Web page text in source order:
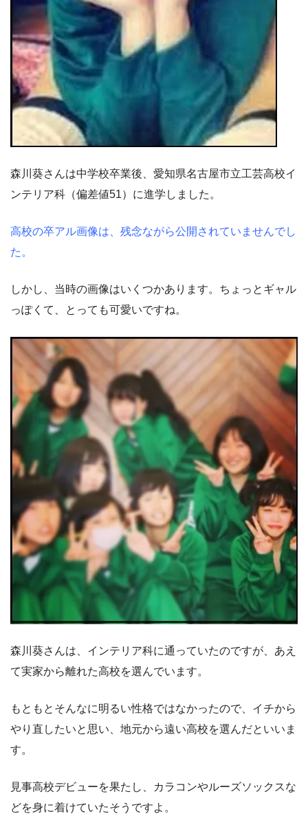
森川葵さんは中学校卒業後、愛知県名古屋市立工芸高校イ
ンテリア科（偏差値51）に進学しました。
高校の卒アル画像は、残念ながら公開されていませんでし
た。
しかし、当時の画像はいくつかあります。ちょっとギャル
っぽくて、とっても可愛いですね。
森川葵さんは、インテリア科に通っていたのですが、あえ
て実家から離れた高校を選んでいます。
もともとそんなに明るい性格ではなかったので、イチから
やり直したいと思い、地元から遠い高校を選んだといいま
す。
見事高校デビューを果たし、カラコンやルーズソックスな
どを身に着けていたそうですよ。